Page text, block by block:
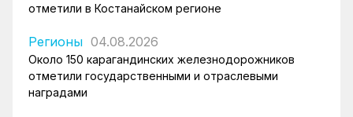
отметили в Костанайском регионе
Регионы 04.08.2026
Около 150 карагандинских железнодорожников
отметили государственными и отраслевыми
наградами